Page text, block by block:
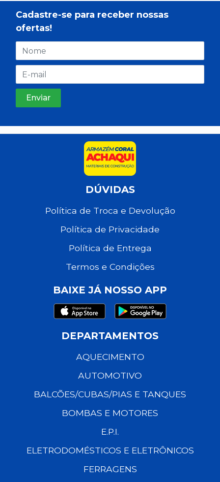
Cadastre-se para receber nossas
ofertas!
DÚVIDAS
Política de Troca e Devolução
Política de Privacidade
Política de Entrega
Termos e Condições
BAIXE JÁ NOSSO APP
DEPARTAMENTOS
AQUECIMENTO
AUTOMOTIVO
BALCÕES/CUBAS/PIAS E TANQUES
BOMBAS E MOTORES
E.P.I.
ELETRODOMÉSTICOS E ELETRÔNICOS
FERRAGENS